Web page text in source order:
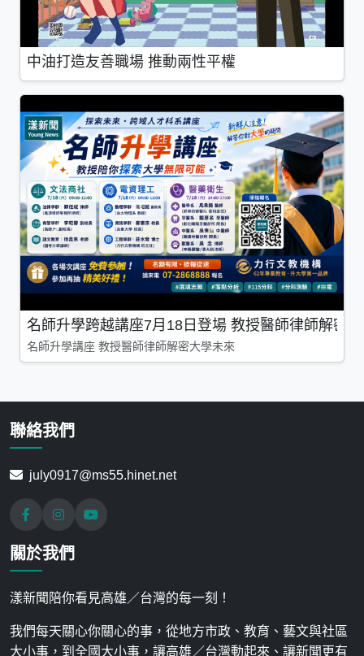
中油打造友善職場 推動兩性平權
名師升學跨越講座7月18日登場 教授醫師律師解密
名師升學講座 教授醫師律師解密大學未來
聯絡我們
july0917@ms55.hinet.net
關於我們
漾新聞陪你看見高雄／台灣的每一刻！
我們每天關心你關心的事，從地方市政、教育、藝文與社區
大小事，到全國大小事，讓高雄／台灣動起來、讓新聞更有